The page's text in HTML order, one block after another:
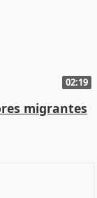
02:19
migrantes